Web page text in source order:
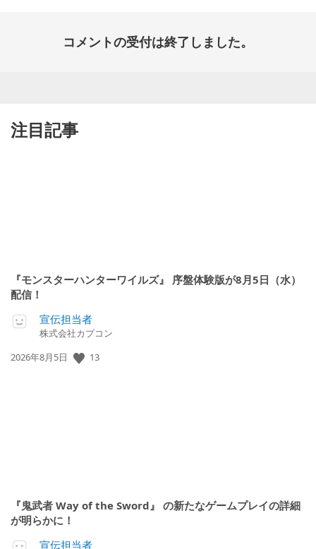
コメントの受付は終了しました。
注目記事
『モンスターハンターワイルズ』 序盤体験版が8月5日（水）
配信！
宣伝担当者
株式会社カプコン
公
2026年8月5日 13
『鬼武者 Way of the Sword』 の新たなゲームプレイの詳細
が明らかに！
宣伝担当者